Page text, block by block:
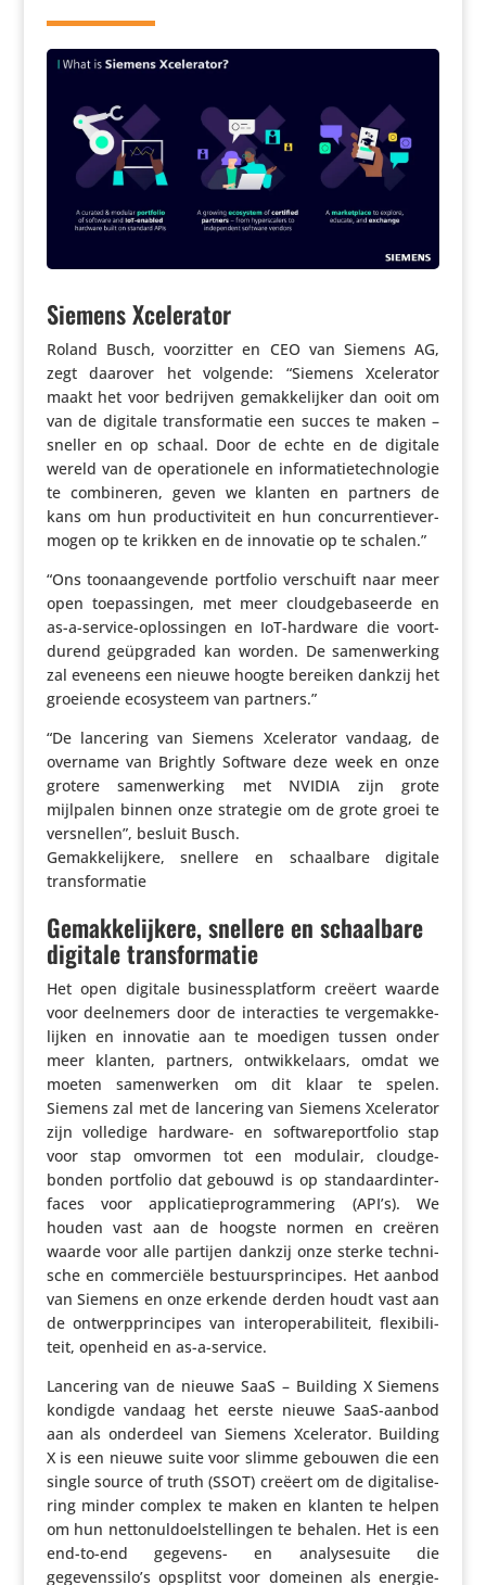
Siemens Xcelerator
Roland Busch, voor­zitter en CEO van Siemens AG,
zegt daarover het volgende: “Siemens Xcele­rator
maakt het voor bedrijven gemak­ke­lijker dan ooit om
van de digitale trans­for­matie een succes te maken –
sneller en op schaal. Door de echte en de digitale
wereld van de opera­ti­o­nele en infor­ma­tie­tech­no­logie
te combi­neren, geven we klanten en partners de
kans om hun produc­ti­vi­teit en hun concur­ren­tie­ver­
mogen op te krikken en de innovatie op te schalen.”
“Ons toon­aan­ge­vende portfolio verschuift naar meer
open toepas­singen, met meer cloud­ge­ba­seerde en
as-a-service-oplos­singen en IoT-hardware die voort­
du­rend geüp­graded kan worden. De samen­wer­king
zal eveneens een nieuwe hoogte bereiken dankzij het
groeiende ecosys­teem van partners.”
“De lancering van Siemens Xcele­rator vandaag, de
overname van Brightly Software deze week en onze
grotere samen­wer­king met NVIDIA zijn grote
mijlpalen binnen onze strategie om de grote groei te
versnellen”, besluit Busch.
Gemak­ke­lij­kere, snellere en schaal­bare digitale
transformatie
Gemakkelijkere, snellere en schaalbare
digitale transformatie
Het open digitale busi­ness­plat­form creëert waarde
voor deel­ne­mers door de inter­ac­ties te verge­mak­ke­
lijken en innovatie aan te moedigen tussen onder
meer klanten, partners, ontwik­ke­laars, omdat we
moeten samen­werken om dit klaar te spelen.
Siemens zal met de lancering van Siemens Xcele­rator
zijn volledige hardware- en soft­wa­re­port­folio stap
voor stap omvormen tot een modulair, cloud­ge­
bonden portfolio dat gebouwd is op stan­daard­in­ter­
faces voor appli­ca­tie­pro­gram­me­ring (API’s). We
houden vast aan de hoogste normen en creëren
waarde voor alle partijen dankzij onze sterke tech­ni­
sche en commer­ciële bestuurs­prin­cipes. Het aanbod
van Siemens en onze erkende derden houdt vast aan
de ontwerp­prin­cipes van inter­o­pe­ra­bi­li­teit, flexi­bi­li­
teit, openheid en as-a-service.
Lancering van de nieuwe SaaS – Building X Siemens
kondigde vandaag het eerste nieuwe SaaS-aanbod
aan als onderdeel van Siemens Xcele­rator. Building
X is een nieuwe suite voor slimme gebouwen die een
single source of truth (SSOT) creëert om de digi­ta­li­se­
ring minder complex te maken en klanten te helpen
om hun nettonul­doel­stel­lingen te behalen. Het is een
end-to-end gegevens- en analy­ses­uite die
gegevenssilo’s opsplitst voor domeinen als ener­gie­